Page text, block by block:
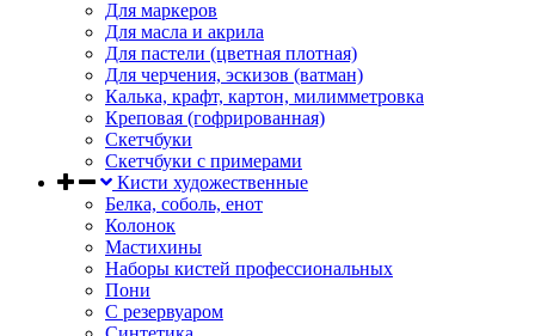
Для маркеров
Для масла и акрила
Для пастели (цветная плотная)
Для черчения, эскизов (ватман)
Калька, крафт, картон, милимметровка
Креповая (гофрированная)
Скетчбуки
Скетчбуки с примерами
Кисти художественные
Белка, соболь, енот
Колонок
Мастихины
Наборы кистей профессиональных
Пони
С резервуаром